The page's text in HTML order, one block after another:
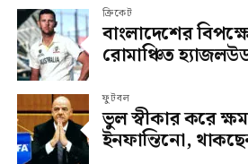
ক্রিকেট
বাংলাদেশের
রোমাঞ্চিত
ফুটবল
ভুল স্বীকার করে
ইনফান্তিনো,